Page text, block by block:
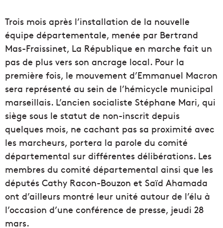
Trois mois après l’installation de la nouvelle
équipe départementale, menée par Bertrand
Mas-Fraissinet, La République en marche fait un
pas de plus vers son ancrage local. Pour la
première fois, le mouvement d’Emmanuel Macron
sera représenté au sein de l’hémicycle municipal
marseillais. L’ancien socialiste Stéphane Mari, qui
siège sous le statut de non-inscrit depuis
quelques mois, ne cachant pas sa proximité avec
les marcheurs, portera la parole du comité
départemental sur différentes délibérations. Les
membres du comité départemental ainsi que les
députés Cathy Racon-Bouzon et Saïd Ahamada
ont d’ailleurs montré leur unité autour de l’élu à
l’occasion d’une conférence de presse, jeudi 28
mars.